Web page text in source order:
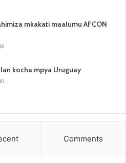
mkakati maalumu AFCON
kocha mpya Uruguay
Comments